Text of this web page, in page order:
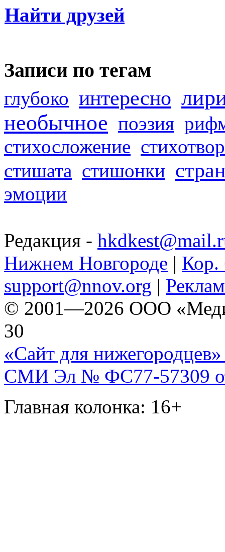
Найти друзей
Записи по тегам
глубоко интересно
необычное поэзия
стихосложение
стишата стишонки
эмоции
Редакция -
Нижнем Новгороде | Кор.
support@nnov.org |
© 2001—2026 ООО
30
«Сайт для нижегородцев»
СМИ Эл № ФС77-57309
Главная колонка: 16+